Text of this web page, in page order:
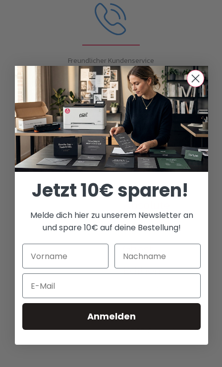
Freundlicher Kundenservice
Das könnte dich auch
interessieren...
Software
Absolute
White RIP –
Ghost
Edition
295,00€Preisspanne:
bis
295,00 €
(49,58€netto)
Jetzt 10€ sparen!
Melde dich hier zu unserem Newsletter an
und spare 10€ auf deine Bestellung!
Email
Anmelden